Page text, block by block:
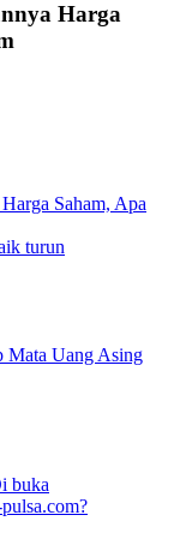
Harga
Saham, Apa
turun
Mata Uang Asing
buka